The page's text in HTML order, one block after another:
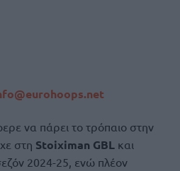
να πάρει το τρόπαιο στην
στη Stoiximan GBL και
2024-25, ενώ πλέον